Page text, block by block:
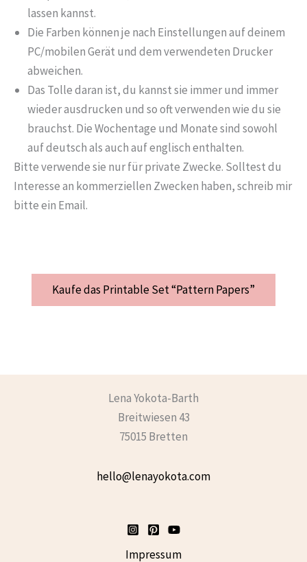
lassen kannst.
Die Farben können je nach Einstellungen auf deinem
PC/mobilen Gerät und dem verwendeten Drucker
abweichen.
Das Tolle daran ist, du kannst sie immer und immer
wieder ausdrucken und so oft verwenden wie du sie
brauchst. Die Wochentage und Monate sind sowohl
auf deutsch als auch auf englisch enthalten.
Bitte verwende sie nur für private Zwecke. Solltest du
Interesse an kommerziellen Zwecken haben, schreib mir
bitte ein Email.
Kaufe das Printable Set “Pattern Papers”
Lena Yokota-Barth
Breitwiesen 43
75015 Bretten
hello@lenayokota.com
Impressum